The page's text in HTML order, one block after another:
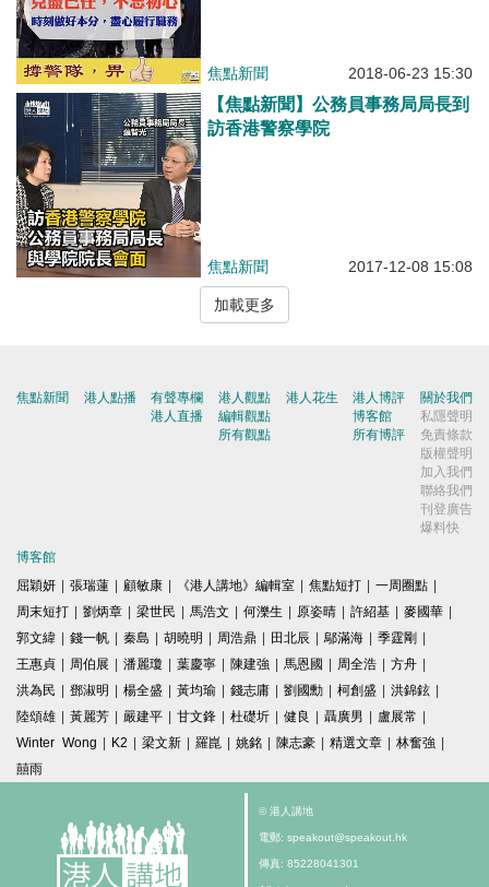
焦點新聞 2018-06-23 15:30
【焦點新聞】公務員事務局局長到
訪香港警察學院
焦點新聞 2017-12-08 15:08
加載更多
焦點新聞 港人點播
有聲專欄
港人直播
港人觀點
編輯觀點
所有觀點
港人花生
港人博評
博客館
所有博評
關於我們
私隱聲明
免責條款
版權聲明
加入我們
聯絡我們
刊登廣告
爆料快
博客館
屈穎妍 | 張瑞蓮 | 顧敏康 | 《港人講地》編輯室 | 焦點短打 | 一周圈點 |
周末短打 | 劉炳章 | 梁世民 | 馬浩文 | 何濼生 | 原姿晴 | 許紹基 | 麥國華 |
郭文緯 | 錢一帆 | 秦島 | 胡曉明 | 周浩鼎 | 田北辰 | 鄔滿海 | 季霆剛 |
王惠貞 | 周伯展 | 潘麗瓊 | 葉慶寧 | 陳建強 | 馬恩國 | 周全浩 | 方舟 |
洪為民 | 鄧淑明 | 楊全盛 | 黃均瑜 | 錢志庸 | 劉國勳 | 柯創盛 | 洪錦鉉 |
陸頌雄 | 黃麗芳 | 嚴建平 | 甘文鋒 | 杜礎圻 | 健良 | 聶廣男 | 盧展常 |
Winter Wong | K2 | 梁文新 | 羅崑 | 姚銘 | 陳志豪 | 精選文章 | 林奮強 |
囍雨
© 港人講地
電郵: speakout@speakout.hk
傳真: 85228041301